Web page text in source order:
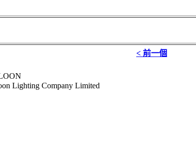
< 前一個
Lighting Company Limited